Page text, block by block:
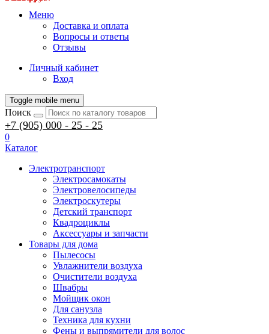
Меню
Доставка и оплата
Вопросы и ответы
Отзывы
Личный кабинет
Вход
Toggle mobile menu
Поиск
+7 (905) 000 - 25 - 25
0
Каталог
Электротранспорт
Электросамокаты
Электровелосипеды
Электроскутеры
Детский транспорт
Квадроциклы
Аксессуары и запчасти
Товары для дома
Пылесосы
Увлажнители воздуха
Очистители воздуха
Швабры
Мойщик окон
Для санузла
Техника для кухни
Фены и выпрямители для волос